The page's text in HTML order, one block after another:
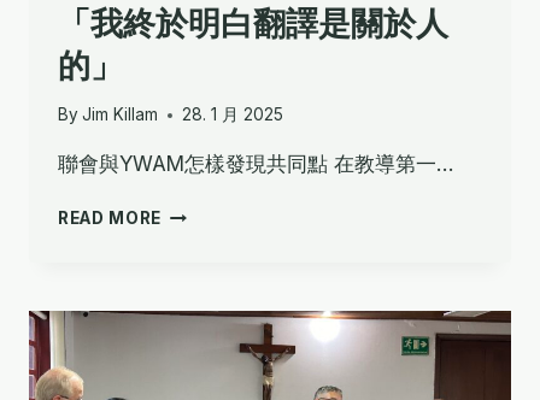
「我終於明白翻譯是關於人
的」
By Jim Killam 28. 1 月 2025
聯會與YWAM怎樣發現共同點 在教導第一…
READ MORE 「我
白